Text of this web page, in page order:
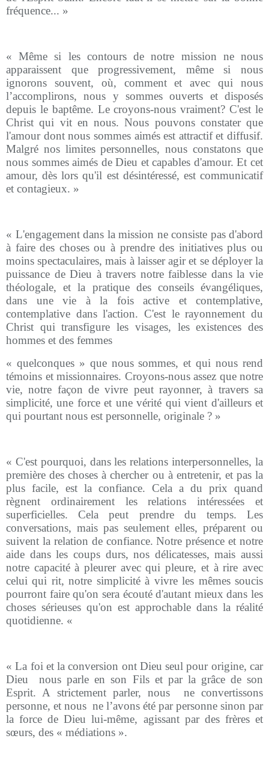
fréquence... »
« Même si les contours de notre mission ne nous
apparaissent que progressivement, même si nous
ignorons souvent, où, comment et avec qui nous
l’accomplirons, nous y sommes ouverts et disposés
depuis le baptême. Le croyons-nous vraiment? C'est le
Christ qui vit en nous. Nous pouvons constater que
l'amour dont nous sommes aimés est attractif et diffusif.
Malgré nos limites personnelles, nous constatons que
nous sommes aimés de Dieu et capables d'amour. Et cet
amour, dès lors qu'il est désintéressé, est communicatif
et contagieux. »
« L'engagement dans la mission ne consiste pas d'abord
à faire des choses ou à prendre des initiatives plus ou
moins spectaculaires, mais à laisser agir et se déployer la
puissance de Dieu à travers notre faiblesse dans la vie
théologale, et la pratique des conseils évangéliques,
dans une vie à la fois active et contemplative,
contemplative dans l'action. C'est le rayonnement du
Christ qui transfigure les visages, les existences des
hommes et des femmes
« quelconques » que nous sommes, et qui nous rend
témoins et missionnaires. Croyons-nous assez que notre
vie, notre façon de vivre peut rayonner, à travers sa
simplicité, une force et une vérité qui vient d'ailleurs et
qui pourtant nous est personnelle, originale ? »
« C'est pourquoi, dans les relations interpersonnelles, la
première des choses à chercher ou à entretenir, et pas la
plus facile, est la confiance. Cela a du prix quand
règnent ordinairement les relations intéressées et
superficielles. Cela peut prendre du temps. Les
conversations, mais pas seulement elles, préparent ou
suivent la relation de confiance. Notre présence et notre
aide dans les coups durs, nos délicatesses, mais aussi
notre capacité à pleurer avec qui pleure, et à rire avec
celui qui rit, notre simplicité à vivre les mêmes soucis
pourront faire qu'on sera écouté d'autant mieux dans les
choses sérieuses qu'on est approchable dans la réalité
quotidienne. «
« La foi et la conversion ont Dieu seul pour origine, car
Dieu
nous parle en son Fils et par la grâce de son
Esprit. A strictement parler, nous
ne convertissons
personne, et nous ne l’avons été par personne sinon par
la force de Dieu lui-même, agissant par des frères et
sœurs, des « médiations ».